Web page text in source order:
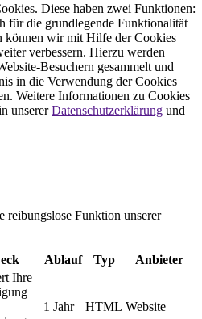
Diese haben zwei Funktionen:
für die grundlegende Funktionalität
können wir mit Hilfe der Cookies
verbessern. Hierzu werden
Besuchern gesammelt und
in die Verwendung der Cookies
Weitere Informationen zu Cookies
unsererDatenschutzerklärung und
reibungslose Funktion unserer
Ablauf Typ Anbieter
Ihre
1 Jahr HTML Website